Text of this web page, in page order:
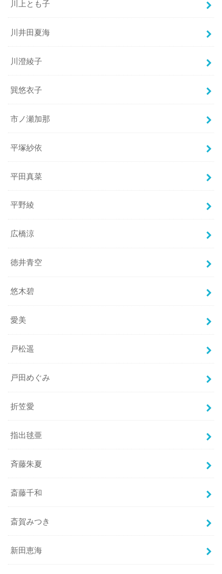
川上とも子
川井田夏海
川澄綾子
巽悠衣子
市ノ瀬加那
平塚紗依
平田真菜
平野綾
広橋涼
徳井青空
悠木碧
愛美
戸松遥
戸田めぐみ
折笠愛
指出毬亜
斉藤朱夏
斎藤千和
斎賀みつき
新田恵海